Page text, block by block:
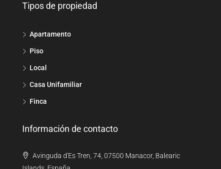
Tipos de propiedad
Apartamento
Piso
Local
Casa Unifamiliar
Finca
Información de contacto
Avinguda d'Es Tren, 74, 07500 Manacor, Balearic